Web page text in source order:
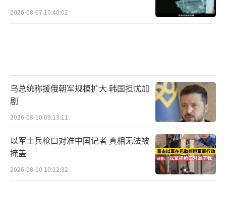
2026-08-07 10:40:02
乌总统称援俄朝军规模扩大 韩国担忧加
剧
2026-08-10 09:13:11
以军士兵枪口对准中国记者 真相无法被
掩盖
2026-08-10 10:12:32